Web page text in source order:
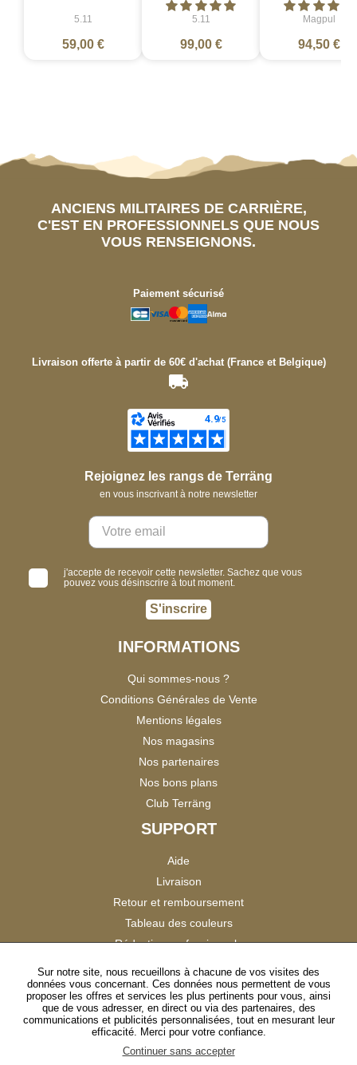
5.11
59,00 €
5.11
99,00 €
Magpul
94,50 €
ANCIENS MILITAIRES DE CARRIÈRE,
C'EST EN PROFESSIONNELS QUE NOUS
VOUS RENSEIGNONS.
Paiement sécurisé
Livraison offerte à partir de 60€ d'achat (France et Belgique)
Rejoignez les rangs de Terräng
en vous inscrivant à notre newsletter
j'accepte de recevoir cette newsletter. Sachez que vous
pouvez vous désinscrire à tout moment.
S'inscrire
INFORMATIONS
Qui sommes-nous ?
Conditions Générales de Vente
Mentions légales
Nos magasins
Nos partenaires
Nos bons plans
Club Terräng
SUPPORT
Aide
Livraison
Retour et remboursement
Tableau des couleurs
Réduction professionnels
Satisfaction Clients
SUIVEZ-NOUS
Sur notre site, nous recueillons à chacune de vos visites des
données vous concernant. Ces données nous permettent de vous
proposer les offres et services les plus pertinents pour vous, ainsi
que de vous adresser, en direct ou via des partenaires, des
communications et publicités personnalisées, tout en mesurant leur
efficacité. Merci pour votre confiance.
Continuer sans accepter